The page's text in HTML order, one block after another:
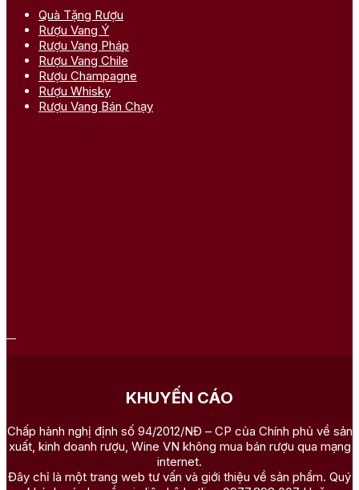
Quà Tặng Rượu
Rượu Vang Ý
Rượu Vang Pháp
Rượu Vang Chile
Rượu Champagne
Rượu Whisky
Rượu Vang Bán Chạy
KHUYẾN CÁO
Chấp hành nghị định số 94/2012/NĐ – CP của Chính phủ về sản
xuất, kinh doanh rượu, Wine VN không mua bán rượu qua mạng
internet.
Đây chỉ là một trang web tư vấn và giới thiệu về sản phẩm. Quý